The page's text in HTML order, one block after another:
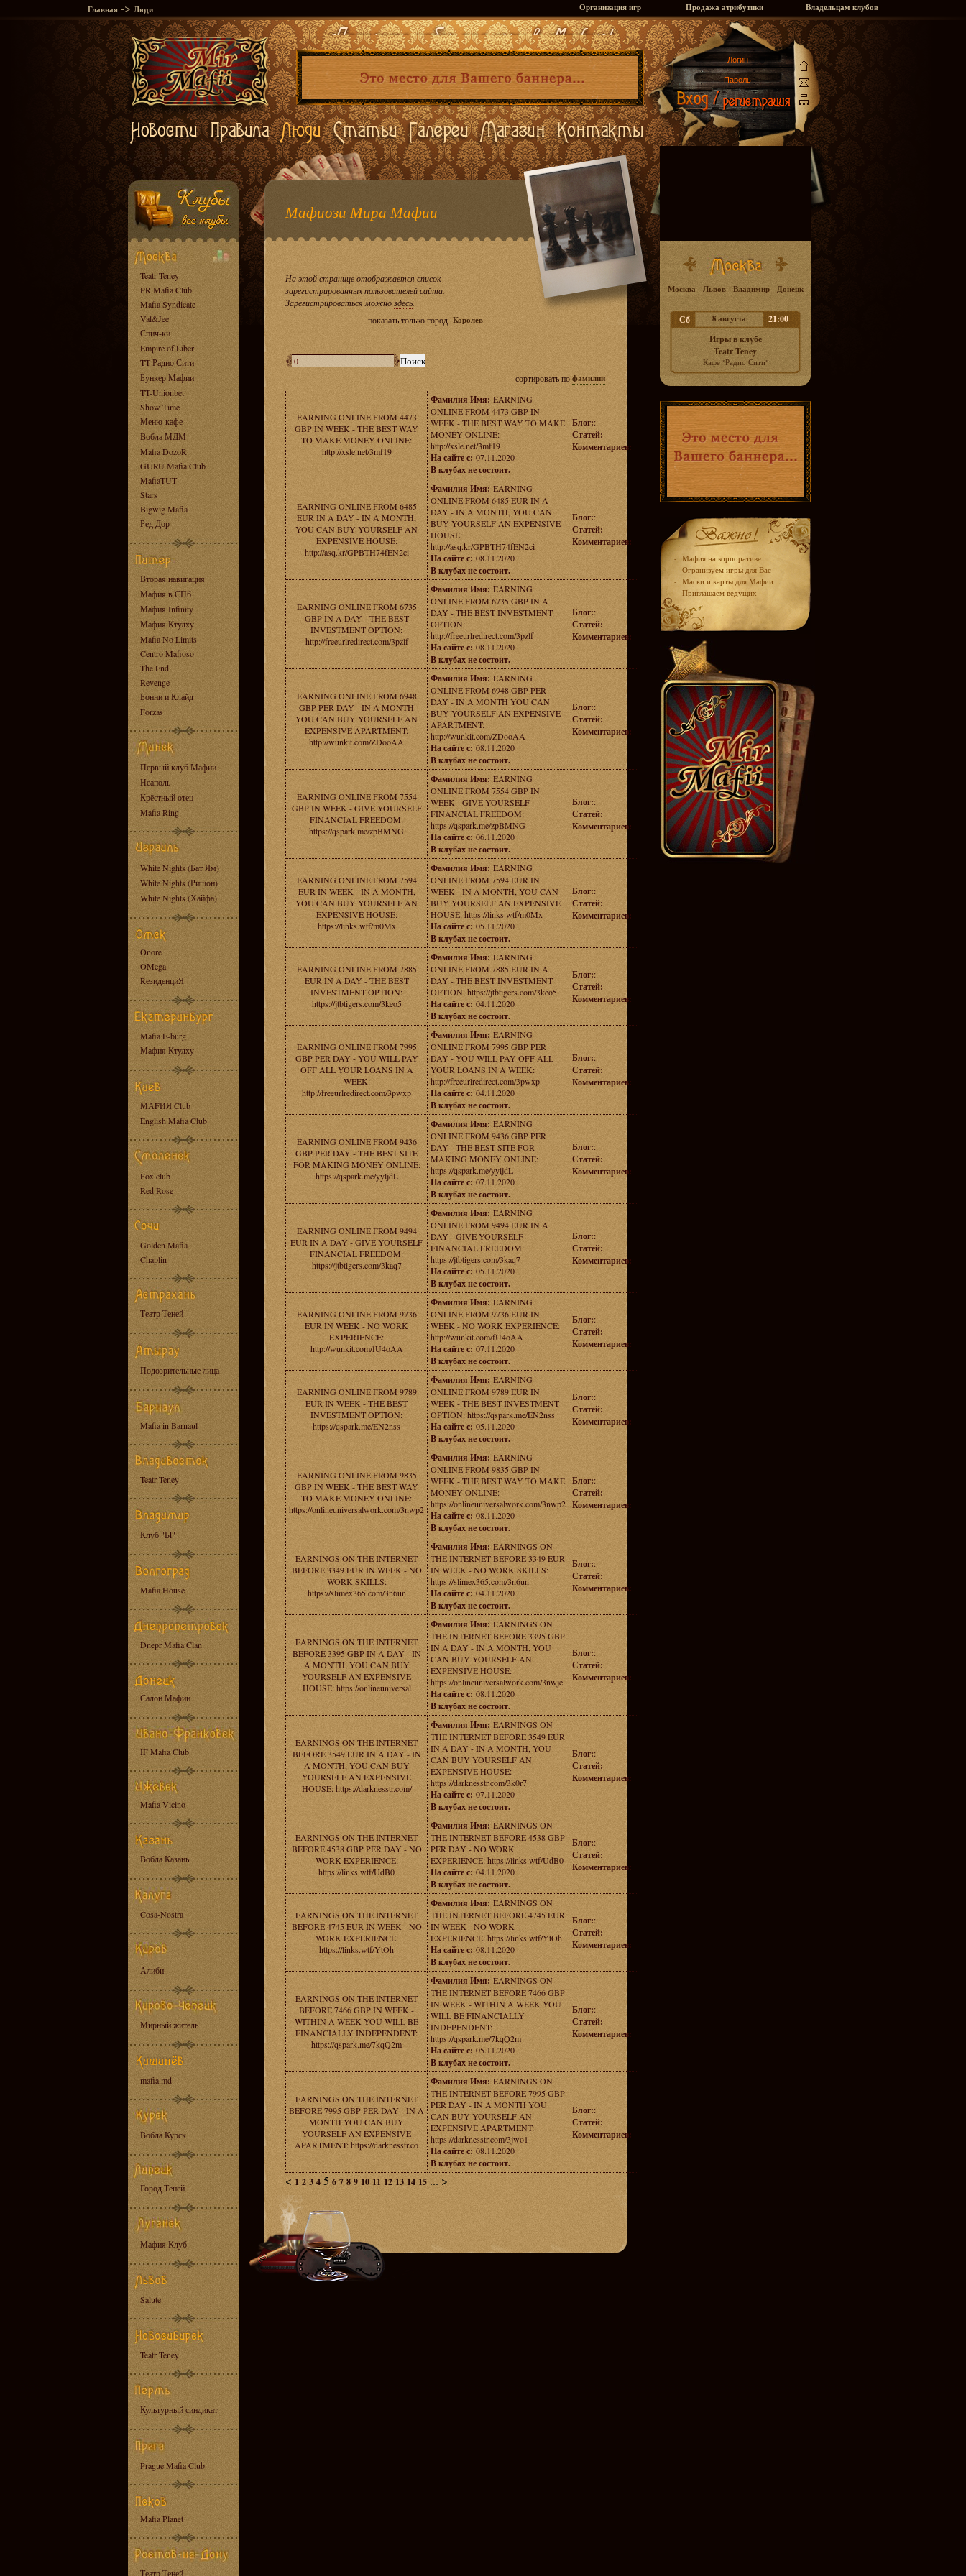
Главная -> Люди Организация игр Продажа атрибутики Владельцам клубов
Teatr Teney
PR Mafia Club
Mafia Syndicate
Val&Jee
Спич-ки
Empire of Liber
TT-Радио Сити
Бункер Мафии
TT-Unionbet
Show Time
Меню-кафе
Вобла МДМ
Mafia DozoR
GURU Mafia Club
MafiaTUT
Stars
Bigwig Mafia
Ред Дор
Вторая навигация
Мафия в СПб
Мафия Infinity
Мафия Ктулху
Mafia No Limits
Centro Mafioso
The End
Revenge
Бонни и Клайд
Forzas
Первый клуб Мафии
Неаполь
Крёстный отец
Mafia Ring
White Nights (Бат Ям)
White Nights (Ришон)
White Nights (Хайфа)
Onore
OMega
RезиденциЯ
Mafia E-burg
Мафия Ктулху
МАFИЯ Club
English Mafia Club
Fox club
Red Rose
Golden Mafia
Chaplin
Театр Теней
Подозрительные лица
Mafia in Barnaul
Teatr Teney
Клуб "Ы"
Mafia House
Dnepr Mafia Clan
Салон Мафии
IF Mafia Club
Mafia Vicino
Вобла Казань
Cosa-Nostra
Алиби
Мирный житель
mafia.md
Вобла Курск
Город Теней
Мафия Клуб
Salute
Teatr Teney
Культурный синдикат
Prague Mafia Club
Mafia Planet
Театр Теней
Мафиози Мира Мафии
На этой странице отображается список
зарегистрированных пользователей сайта.
Зарегистрироваться можноздесь.
показать только город Королев
сортировать пофамилии
EARNING ONLINE FROM 4473
GBP IN WEEK - THE BEST WAY
TO MAKE MONEY ONLINE:
http://xsle.net/3mf19
Фамилия Имя: EARNING
ONLINE FROM 4473 GBP IN
WEEK - THE BEST WAY TO MAKE
MONEY ONLINE:
http://xsle.net/3mf19
На сайте с: 07.11.2020
В клубах не состоит.
Блог::
Статей:
Комментариев:
EARNING ONLINE FROM 6485
EUR IN A DAY - IN A MONTH,
YOU CAN BUY YOURSELF AN
EXPENSIVE HOUSE:
http://asq.kr/GPBTH74fEN2ci
Фамилия Имя: EARNING
ONLINE FROM 6485 EUR IN A
DAY - IN A MONTH, YOU CAN
BUY YOURSELF AN EXPENSIVE
HOUSE:
http://asq.kr/GPBTH74fEN2ci
На сайте с: 08.11.2020
В клубах не состоит.
Блог::
Статей:
Комментариев:
EARNING ONLINE FROM 6735
GBP IN A DAY - THE BEST
INVESTMENT OPTION:
http://freeurlredirect.com/3pzlf
Фамилия Имя: EARNING
ONLINE FROM 6735 GBP IN A
DAY - THE BEST INVESTMENT
OPTION:
http://freeurlredirect.com/3pzlf
На сайте с: 08.11.2020
В клубах не состоит.
Блог::
Статей:
Комментариев:
EARNING ONLINE FROM 6948
GBP PER DAY - IN A MONTH
YOU CAN BUY YOURSELF AN
EXPENSIVE APARTMENT:
http://wunkit.com/ZDooAA
Фамилия Имя: EARNING
ONLINE FROM 6948 GBP PER
DAY - IN A MONTH YOU CAN
BUY YOURSELF AN EXPENSIVE
APARTMENT:
http://wunkit.com/ZDooAA
На сайте с: 08.11.2020
В клубах не состоит.
Блог::
Статей:
Комментариев:
EARNING ONLINE FROM 7554
GBP IN WEEK - GIVE YOURSELF
FINANCIAL FREEDOM:
https://qspark.me/zpBMNG
Фамилия Имя: EARNING
ONLINE FROM 7554 GBP IN
WEEK - GIVE YOURSELF
FINANCIAL FREEDOM:
https://qspark.me/zpBMNG
На сайте с: 06.11.2020
В клубах не состоит.
Блог::
Статей:
Комментариев:
EARNING ONLINE FROM 7594
EUR IN WEEK - IN A MONTH,
YOU CAN BUY YOURSELF AN
EXPENSIVE HOUSE:
https://links.wtf/m0Mx
Фамилия Имя: EARNING
ONLINE FROM 7594 EUR IN
WEEK - IN A MONTH, YOU CAN
BUY YOURSELF AN EXPENSIVE
HOUSE: https://links.wtf/m0Mx
На сайте с: 05.11.2020
В клубах не состоит.
Блог::
Статей:
Комментариев:
EARNING ONLINE FROM 7885
EUR IN A DAY - THE BEST
INVESTMENT OPTION:
https://jtbtigers.com/3keo5
Фамилия Имя: EARNING
ONLINE FROM 7885 EUR IN A
DAY - THE BEST INVESTMENT
OPTION: https://jtbtigers.com/3keo5
На сайте с: 04.11.2020
В клубах не состоит.
Блог::
Статей:
Комментариев:
EARNING ONLINE FROM 7995
GBP PER DAY - YOU WILL PAY
OFF ALL YOUR LOANS IN A
WEEK:
http://freeurlredirect.com/3pwxp
Фамилия Имя: EARNING
ONLINE FROM 7995 GBP PER
DAY - YOU WILL PAY OFF ALL
YOUR LOANS IN A WEEK:
http://freeurlredirect.com/3pwxp
На сайте с: 04.11.2020
В клубах не состоит.
Блог::
Статей:
Комментариев:
EARNING ONLINE FROM 9436
GBP PER DAY - THE BEST SITE
FOR MAKING MONEY ONLINE:
https://qspark.me/yyljdL
Фамилия Имя: EARNING
ONLINE FROM 9436 GBP PER
DAY - THE BEST SITE FOR
MAKING MONEY ONLINE:
https://qspark.me/yyljdL
На сайте с: 07.11.2020
В клубах не состоит.
Блог::
Статей:
Комментариев:
EARNING ONLINE FROM 9494
EUR IN A DAY - GIVE YOURSELF
FINANCIAL FREEDOM:
https://jtbtigers.com/3kaq7
Фамилия Имя: EARNING
ONLINE FROM 9494 EUR IN A
DAY - GIVE YOURSELF
FINANCIAL FREEDOM:
https://jtbtigers.com/3kaq7
На сайте с: 05.11.2020
В клубах не состоит.
Блог::
Статей:
Комментариев:
EARNING ONLINE FROM 9736
EUR IN WEEK - NO WORK
EXPERIENCE:
http://wunkit.com/fU4oAA
Фамилия Имя: EARNING
ONLINE FROM 9736 EUR IN
WEEK - NO WORK EXPERIENCE:
http://wunkit.com/fU4oAA
На сайте с: 07.11.2020
В клубах не состоит.
Блог::
Статей:
Комментариев:
EARNING ONLINE FROM 9789
EUR IN WEEK - THE BEST
INVESTMENT OPTION:
https://qspark.me/EN2nss
Фамилия Имя: EARNING
ONLINE FROM 9789 EUR IN
WEEK - THE BEST INVESTMENT
OPTION: https://qspark.me/EN2nss
На сайте с: 05.11.2020
В клубах не состоит.
Блог::
Статей:
Комментариев:
EARNING ONLINE FROM 9835
GBP IN WEEK - THE BEST WAY
TO MAKE MONEY ONLINE:
https://onlineuniversalwork.com/3nwp2
Фамилия Имя: EARNING
ONLINE FROM 9835 GBP IN
WEEK - THE BEST WAY TO MAKE
MONEY ONLINE:
https://onlineuniversalwork.com/3nwp2
На сайте с: 08.11.2020
В клубах не состоит.
Блог::
Статей:
Комментариев:
EARNINGS ON THE INTERNET
BEFORE 3349 EUR IN WEEK - NO
WORK SKILLS:
https://slimex365.com/3n6un
Фамилия Имя: EARNINGS ON
THE INTERNET BEFORE 3349 EUR
IN WEEK - NO WORK SKILLS:
https://slimex365.com/3n6un
На сайте с: 04.11.2020
В клубах не состоит.
Блог::
Статей:
Комментариев:
EARNINGS ON THE INTERNET
BEFORE 3395 GBP IN A DAY - IN
A MONTH, YOU CAN BUY
YOURSELF AN EXPENSIVE
HOUSE: https://onlineuniversal
Фамилия Имя: EARNINGS ON
THE INTERNET BEFORE 3395 GBP
IN A DAY - IN A MONTH, YOU
CAN BUY YOURSELF AN
EXPENSIVE HOUSE:
https://onlineuniversalwork.com/3nwje
На сайте с: 08.11.2020
В клубах не состоит.
Блог::
Статей:
Комментариев:
EARNINGS ON THE INTERNET
BEFORE 3549 EUR IN A DAY - IN
A MONTH, YOU CAN BUY
YOURSELF AN EXPENSIVE
HOUSE: https://darknesstr.com/
Фамилия Имя: EARNINGS ON
THE INTERNET BEFORE 3549 EUR
IN A DAY - IN A MONTH, YOU
CAN BUY YOURSELF AN
EXPENSIVE HOUSE:
https://darknesstr.com/3k0r7
На сайте с: 07.11.2020
В клубах не состоит.
Блог::
Статей:
Комментариев:
EARNINGS ON THE INTERNET
BEFORE 4538 GBP PER DAY - NO
WORK EXPERIENCE:
https://links.wtf/UdB0
Фамилия Имя: EARNINGS ON
THE INTERNET BEFORE 4538 GBP
PER DAY - NO WORK
EXPERIENCE: https://links.wtf/UdB0
На сайте с: 04.11.2020
В клубах не состоит.
Блог::
Статей:
Комментариев:
EARNINGS ON THE INTERNET
BEFORE 4745 EUR IN WEEK - NO
WORK EXPERIENCE:
https://links.wtf/YtOh
Фамилия Имя: EARNINGS ON
THE INTERNET BEFORE 4745 EUR
IN WEEK - NO WORK
EXPERIENCE: https://links.wtf/YtOh
На сайте с: 08.11.2020
В клубах не состоит.
Блог::
Статей:
Комментариев:
EARNINGS ON THE INTERNET
BEFORE 7466 GBP IN WEEK -
WITHIN A WEEK YOU WILL BE
FINANCIALLY INDEPENDENT:
https://qspark.me/7kqQ2m
Фамилия Имя: EARNINGS ON
THE INTERNET BEFORE 7466 GBP
IN WEEK - WITHIN A WEEK YOU
WILL BE FINANCIALLY
INDEPENDENT:
https://qspark.me/7kqQ2m
На сайте с: 05.11.2020
В клубах не состоит.
Блог::
Статей:
Комментариев:
EARNINGS ON THE INTERNET
BEFORE 7995 GBP PER DAY - IN A
MONTH YOU CAN BUY
YOURSELF AN EXPENSIVE
APARTMENT: https://darknesstr.co
Фамилия Имя: EARNINGS ON
THE INTERNET BEFORE 7995 GBP
PER DAY - IN A MONTH YOU
CAN BUY YOURSELF AN
EXPENSIVE APARTMENT:
https://darknesstr.com/3jwo1
На сайте с: 08.11.2020
В клубах не состоит.
Блог::
Статей:
Комментариев:
< 1 2 3 45 6 7 8 9 10 11 12 13 14 15 ...>
Москва Львов Владимир Донецк
Сб 8 августа
21:00
Игры в клубе
Teatr Teney
Кафе "Радио Сити"
- Мафия на корпоративе
- Огранизуем игры для Вас
- Маски и карты для Мафии
- Приглашаем ведущих